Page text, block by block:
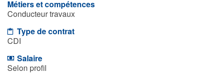
Métiers et compétences
Conducteur travaux
Type de contrat
CDI
Salaire
Selon profil